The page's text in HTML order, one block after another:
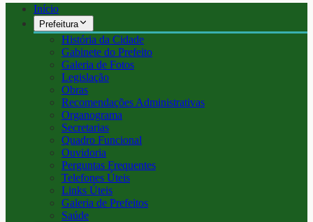
Início
Prefeitura
História da Cidade
Gabinete do Prefeito
Galeria de Fotos
Legislação
Obras
Recomendações Administrativas
Organograma
Secretarias
Quadro Funcional
Ouvidoria
Perguntas Frequentes
Telefones Úteis
Links Úteis
Galeria de Prefeitos
Saúde